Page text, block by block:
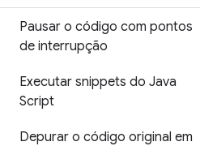
Pausar o código com pontos
de interrupção
Executar snippets do Java
Script
Depurar o código original em